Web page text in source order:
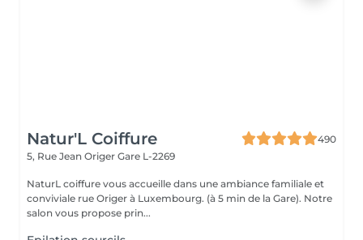
Natur'L Coiffure
490
5, Rue Jean Origer Gare L-2269
NaturL coiffure vous accueille dans une ambiance familiale et
conviviale rue Origer à Luxembourg. (à 5 min de la Gare). Notre
salon vous propose prin...